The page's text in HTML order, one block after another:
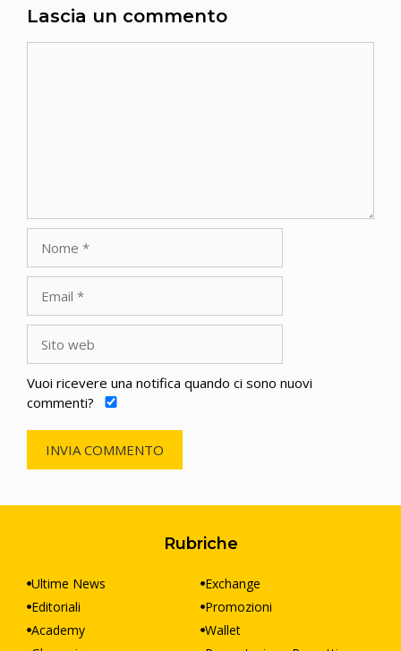
Lascia un commento
web
Vuoi ricevere una notifica quando ci sono nuovi
commenti?
l
n
a
t
Rubriche
Ultime News
Editoriali
Academy
Exchange
Promozioni
Wallet